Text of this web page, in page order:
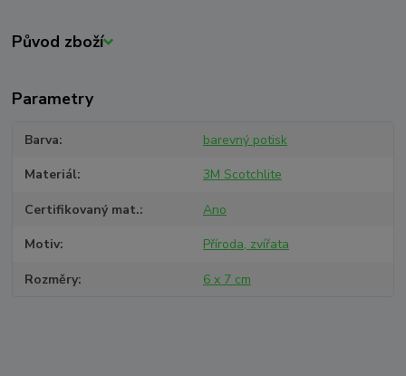
Původ zboží
Parametry
Barva barevný potisk
Materiál 3M Scotchlite
Certifikovaný mat. Ano
Motiv Příroda, zvířata
Rozměry 6 x 7 cm